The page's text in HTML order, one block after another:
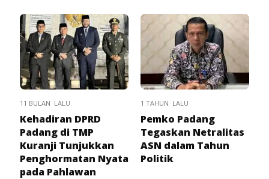
11 BULAN LALU
Kehadiran DPRD
Padang di TMP
Kuranji Tunjukkan
Penghormatan Nyata
pada Pahlawan
1 TAHUN LALU
Pemko Padang
Tegaskan Netralitas
ASN dalam Tahun
Politik